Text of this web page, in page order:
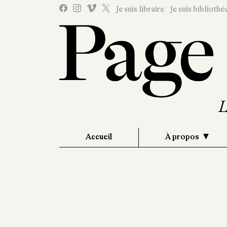
Je suis libraire Je suis
Accueil À propos